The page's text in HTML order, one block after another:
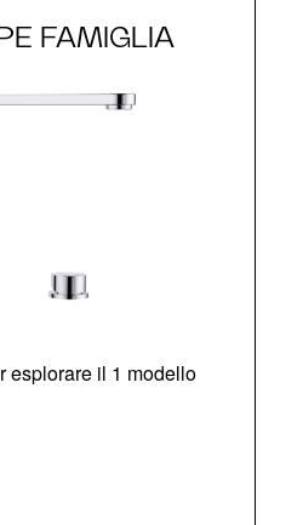
FAMIGLIA
esplorare il 1 modello